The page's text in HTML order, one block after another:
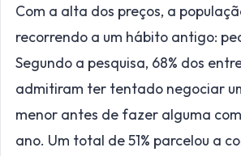
Com a alta dos preços, a
recorrendo a um hábito antigo:
Segundo a pesquisa, 68% dos
admitiram ter tentado negociar
menor antes de fazer alguma
ano. Um total de 51% parcelou a